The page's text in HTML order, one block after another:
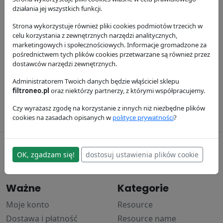
Filtr oleju silnika
P554407
Donaldson
41.23 zł
Filtr paliwa
P556245
Donaldson
16.65 zł
filtroneo.pl
Ważne
Moje konto
Dostawa i płatność
Kategorie
Resource
Resource name
działania jej wszystkich funkcji.
Strona wykorzystuje również pliki cookies podmiotów trzecich w
celu korzystania z zewnętrznych narzędzi analitycznych,
marketingowych i społecznościowych. Informacje gromadzone za
pośrednictwem tych plików cookies przetwarzane są również przez
dostawców narzędzi zewnętrznych.
Administratorem Twoich danych będzie włąściciel sklepu
filtroneo.pl oraz niektórzy partnerzy, z którymi współpracujemy.
Czy wyrażasz zgodę na korzystanie z innych niż niezbędne plików
cookies na zasadach opisanych w polityce prywatności?
OK, zgadzam się! dostosuj ustawienia plików cookie